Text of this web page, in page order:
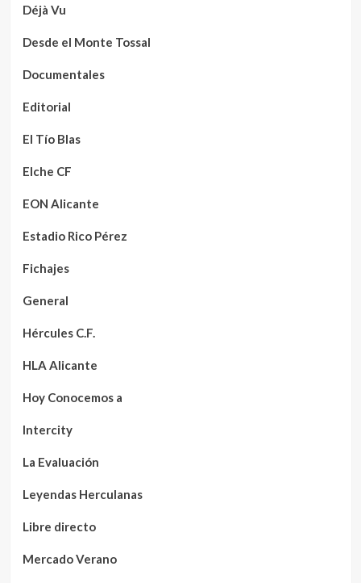
Déjà Vu
Desde el Monte Tossal
Documentales
Editorial
El Tío Blas
Elche CF
EON Alicante
Estadio Rico Pérez
Fichajes
General
Hércules C.F.
HLA Alicante
Hoy Conocemos a
Intercity
La Evaluación
Leyendas Herculanas
Libre directo
Mercado Verano